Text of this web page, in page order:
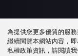
為提供您更多優質的服
繼續閱覽本網站內容，
私權政策資訊，請閱讀我